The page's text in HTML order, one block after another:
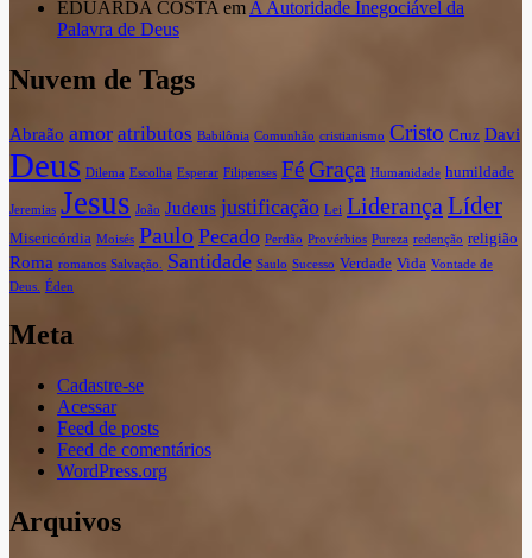
EDUARDA COSTA em A Autoridade Inegociável da
Palavra de Deus
Nuvem de Tags
Abraão amor atributos Babilônia Comunhão cristianismo Cristo Cruz Davi
Deus Dilema Escolha Esperar Filipenses FéGraça Humanidade humildade
Jeremias Jesus João Judeus justificação Lei Liderança Líder
Misericórdia Moisés Paulo Pecado Perdão Provérbios Pureza redenção religião
Roma romanos Salvação. Santidade Saulo Sucesso Verdade Vida Vontade de
Deus.
Éden
Meta
Cadastre-se
Acessar
Feed de posts
Feed de comentários
WordPress.org
Arquivos